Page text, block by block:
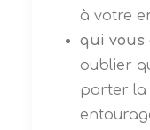
à votre
qui vous
oublier
porter la